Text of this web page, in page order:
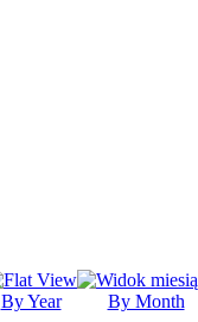
By Year By Month